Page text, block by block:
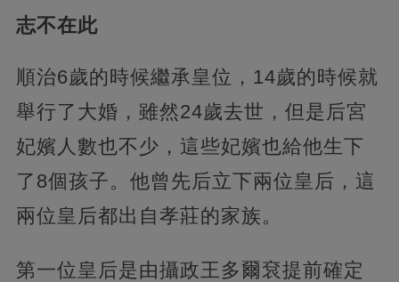
志不在此
順治6歲的時候繼承皇位，14歲的時候就
舉行了大婚，雖然24歲去世，但是后宮
妃嬪人數也不少，這些妃嬪也給他生下
了8個孩子。他曾先后立下兩位皇后，這
兩位皇后都出自孝莊的家族。
第一位皇后是由攝政王多爾袞提前確定